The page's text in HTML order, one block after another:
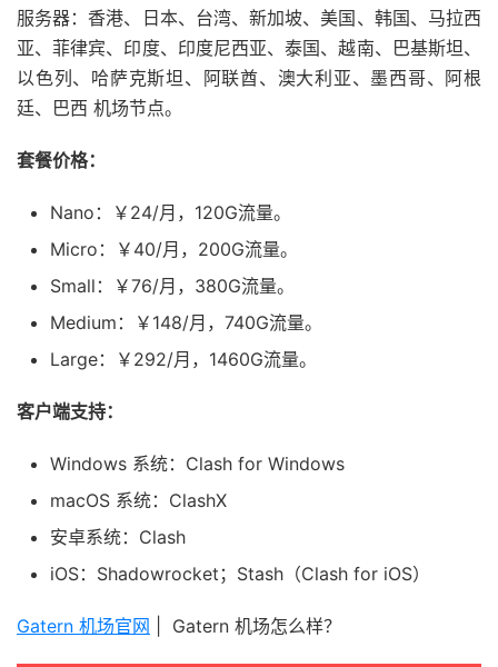
服务器：香港、日本、台湾、新加坡、美国、韩国、马拉西
亚、菲律宾、印度、印度尼西亚、泰国、越南、巴基斯坦、
以色列、哈萨克斯坦、阿联酋、澳大利亚、墨西哥、阿根
廷、巴西 机场节点。
套餐价格：
Nano：￥24/月，120G流量。
Micro：￥40/月，200G流量。
Small：￥76/月，380G流量。
Medium：￥148/月，740G流量。
Large：￥292/月，1460G流量。
客户端支持：
Windows 系统：Clash for Windows
macOS 系统：ClashX
安卓系统：Clash
iOS：Shadowrocket；Stash（Clash for iOS）
Gatern 机场官网 | Gatern 机场怎么样？